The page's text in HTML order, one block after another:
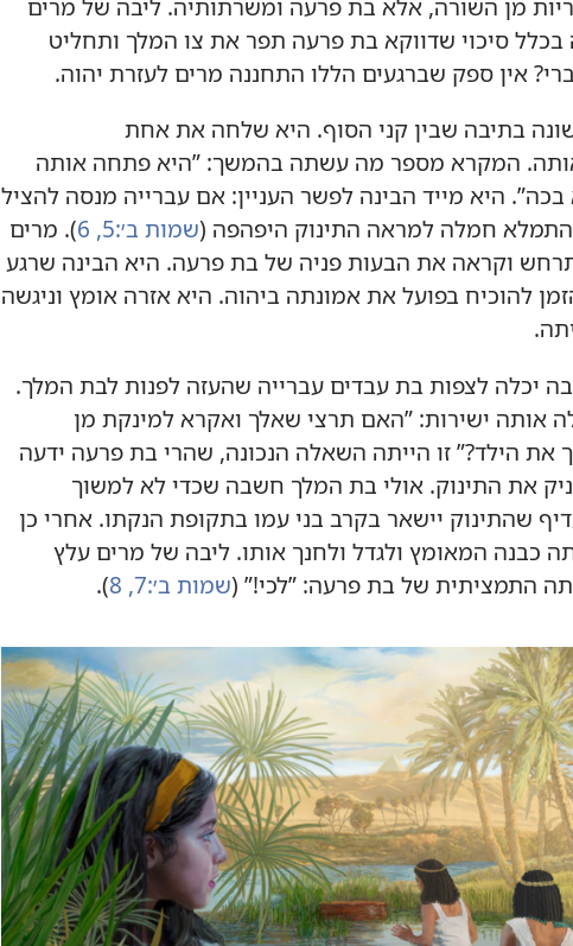
מן השורה,‏ אלא בת פרעה ומשרתותיה.‏ ליבה של מרים
סיכוי שדווקא בת פרעה תפר את צו המלך ותחליט
אין ספק שברגעים הללו התחננה מרים לעזרת יהוה.‏
בתיבה שבין קני הסוף.‏ היא שלחה את אחת
המקרא מספר מה עשתה בהמשך:‏ ”‏היא פתחה אותה
היא מייד הבינה לפשר העניין:‏ אם עברייה מנסה להציל
חמלה למראה התינוק היפהפה (‏שמות ב׳:‏5,‏ 6
‏)‏.‏ מרים
וקראה את הבעות פניה של בת פרעה.‏ היא הבינה שרגע
להוכיח בפועל את אמונתה ביהוה.‏ היא אזרה אומץ וניגשה
יכלה לצפות בת עבדים עברייה שהעזה לפנות לבת המלך.‏
אותה ישירות:‏ ”‏האם תרצי שאלך ואקרא למינקת מן
את הילד?‏”‏ זו הייתה השאלה הנכונה,‏ שהרי בת פרעה ידעה
את התינוק.‏ אולי בת המלך חשבה שכדי לא למשוך
שהתינוק יישאר בקרב בני עמו בתקופת הנקתו.‏ אחרי כן
כבנה המאומץ ולגדל ולחנך אותו.‏ ליבה של מרים עלץ
התמציתית של בת פרעה:‏ ”‏לכי!‏”‏ (‏שמות ב׳:‏7,‏ 8 ‏)‏.‏